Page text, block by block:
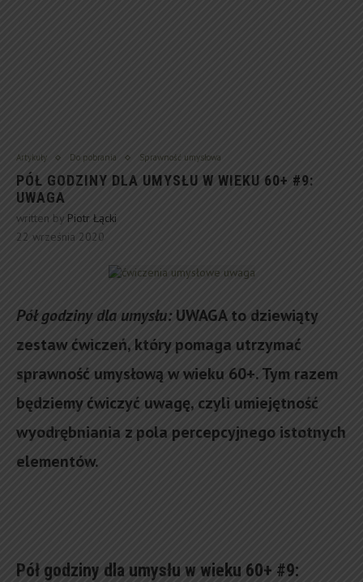
Artykuły Do pobrania Sprawność umysłowa
PÓŁ GODZINY DLA UMYSŁU W WIEKU 60+ #9:
UWAGA
written by Piotr Łącki
22 września 2020
Pół godziny dla umysłu:UWAGA to dziewiąty
zestaw ćwiczeń, który pomaga utrzymać
sprawność umysłową w wieku 60+. Tym razem
będziemy ćwiczyć uwagę, czyli umiejętność
wyodrębniania z pola percepcyjnego istotnych
elementów.
Pół godziny dla umysłu w wieku 60+ #9: